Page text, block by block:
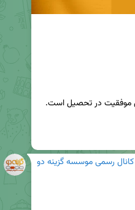
کانال رسمی موسسه گزینه دو